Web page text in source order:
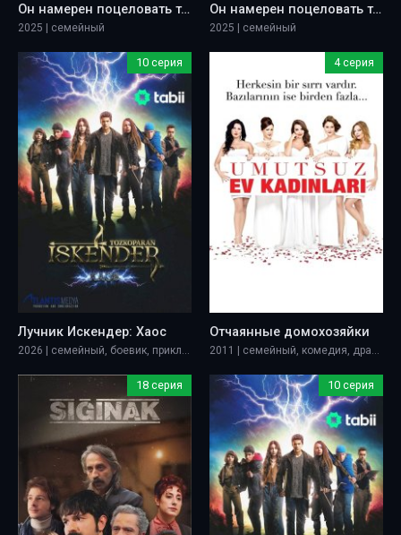
Он намерен поцеловать тебя
2025 | семейный
Он намерен поцеловать тебя
2025 | семейный
10 серия
Лучник Искендер: Хаос
2026 | семейный, боевик, приключения
4 серия
Отчаянные домохозяйки
2011 | семейный, комедия, драма, криминал
18 серия 10 серия